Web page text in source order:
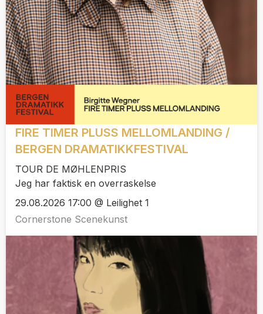
FIRE TIMER PLUSS MELLOMLANDING /
BERGEN DRAMATIKKFESTIVAL
TOUR DE MØHLENPRIS
Jeg har faktisk en overraskelse
29.08.2026 17:00 @ Leilighet 1
Cornerstone Scenekunst